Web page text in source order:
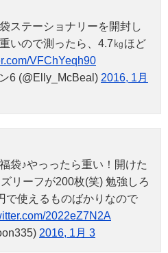
ステーショナリーを開封し
いので測ったら、4.7㎏ほど
VFChYeqh90
6 (@Elly_McBeal) 2016, 1月
袋♪やっったら重い！開けた
リーフが200枚(笑) 勉強しろ
で使えるものばかりなので
2022eZ7N2A
2016, 1月 3